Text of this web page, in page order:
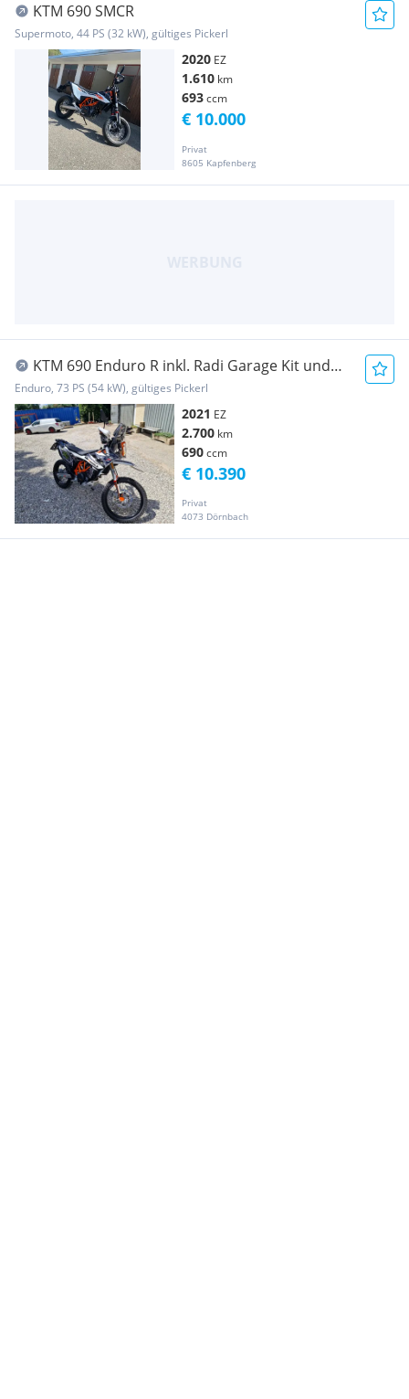
KTM 690 SMCR
Supermoto, 44 PS (32 kW), gültiges Pickerl
2020 EZ
1.610 km
693ccm
Privat
8605 Kapfenberg
€ 10.000
KTM 690 Enduro R inkl. Radi Garage Kit und
Zubehör
Enduro, 73 PS (54 kW), gültiges Pickerl
2021 EZ
2.700 km
690ccm
Privat
4073 Dörnbach
€ 10.390